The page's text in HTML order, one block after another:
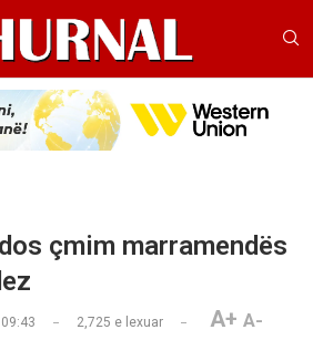
çmim marramendës
2,725 e lexuar A+ A-